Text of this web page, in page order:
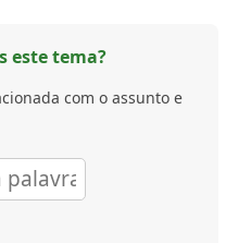
este tema?
com o assunto e